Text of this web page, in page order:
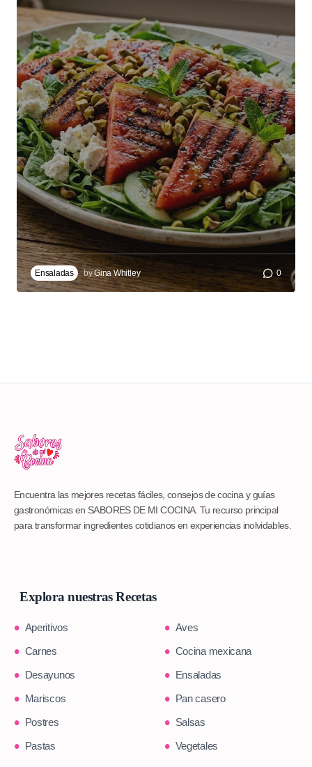
Ensaladas byGina Whitley 0
Encuentra las mejores recetas fáciles, consejos de cocina y guías
gastronómicas en SABORES DE MI COCINA. Tu recurso principal
para transformar ingredientes cotidianos en experiencias inolvidables.
Explora nuestras Recetas
Aperitivos
Aves
Carnes
Cocina mexicana
Desayunos
Ensaladas
Mariscos
Pan casero
Postres
Salsas
Pastas
Vegetales